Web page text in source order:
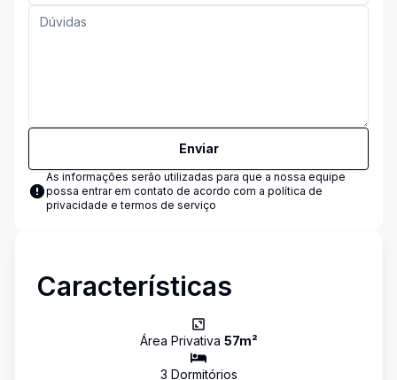
Enviar
As informações serão utilizadas para que a nossa equipe
possa entrar em contato de acordo com a política de
privacidade e termos de serviço
Características
Área Privativa 57m²
3 Dormitórios